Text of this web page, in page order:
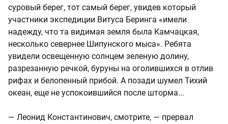
суровый берег, тот самый берег, увидев который
участники экспедиции Витуса Беринга «имели
надежду, что та видимая земля была Камчацкая,
несколько севернее Шипунского мыса». Ребята
увидели освещенную солнцем зеленую долину,
разрезанную речкой, буруны на оголившихся в отлив
рифах и белопенный прибой. А позади шумел Тихий
океан, еще не успокоившийся после шторма...
— Леонид Константинович, смотрите, — прервал